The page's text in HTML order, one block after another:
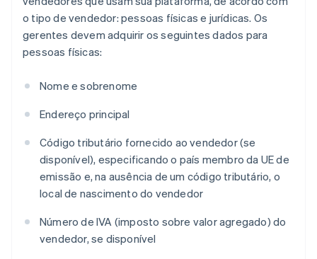
o tipo de vendedor: pessoas físicas e jurídicas. Os
gerentes devem adquirir os seguintes dados para
pessoas físicas:
Nome e sobrenome
Endereço principal
Código tributário fornecido ao vendedor (se
disponível), especificando o país membro da UE de
emissão e, na ausência de um código tributário, o
local de nascimento do vendedor
Número de IVA (imposto sobre valor agregado) do
vendedor, se disponível